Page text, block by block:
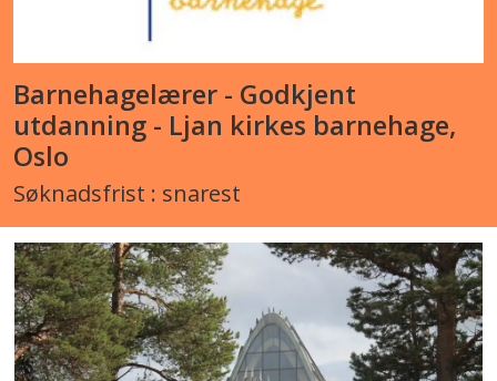
Barnehagelærer - Godkjent
utdanning - Ljan kirkes barnehage,
Oslo
Søknadsfrist : snarest